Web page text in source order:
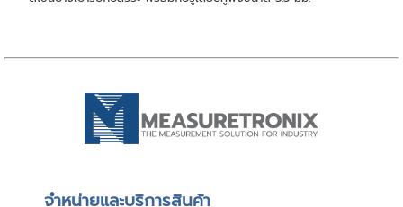
จําหน่ายและบริการสินค้า